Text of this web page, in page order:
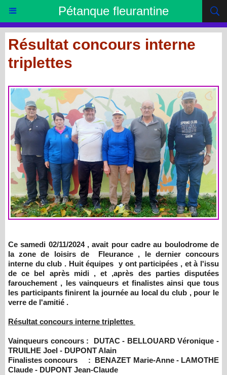
Pétanque fleurantine
Résultat concours interne
triplettes
Ce samedi 02/11/2024 , avait pour cadre au boulodrome de
la zone de loisirs de Fleurance , le dernier concours
interne du club . Huit équipes y ont participées , et à l'issu
de ce bel après midi , et ,après des parties disputées
farouchement , les vainqueurs et finalistes ainsi que tous
les participants finirent la journée au local du club , pour le
verre de l'amitié .
Résultat concours interne triplettes
Vainqueurs concours : DUTAC - BELLOUARD Véronique -
TRUILHE Joel - DUPONT Alain
Finalistes concours : BENAZET Marie-Anne - LAMOTHE
Claude - DUPONT Jean-Claude